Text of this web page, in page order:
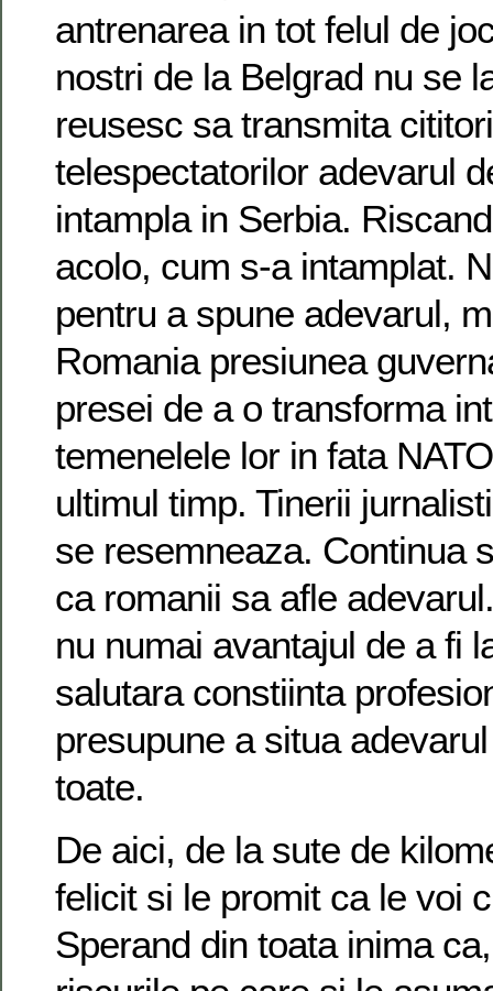
antrenarea in tot felul de
nostri de la Belgrad nu se
reusesc sa transmita
telespectatorilor adevarul
intampla in Serbia.
acolo, cum s-a intamplat.
pentru a spune adevarul,
Romania presiunea
presei de a o transforma
temenelele lor in fata
ultimul timp. Tinerii
se resemneaza. Continua
ca romanii sa afle
nu numai avantajul de a fi
salutara constiinta
presupune a situa
toate.
De aici, de la sute de
felicit si le promit ca le voi
Sperand din toata inima